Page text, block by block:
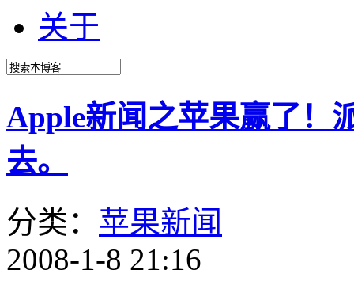
关于
Apple新闻之苹果赢了！
去。
分类： 苹果新闻
2008-1-8 21:16